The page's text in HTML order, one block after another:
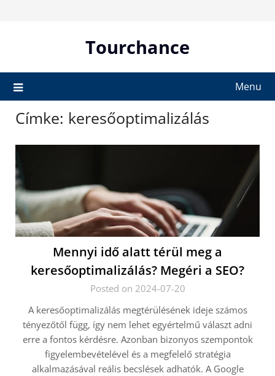
Tourchance
Menu
Címke: keresőoptimalizálás
Mennyi idő alatt térül meg a
keresőoptimalizálás? Megéri a SEO?
Posted on 2024-07-20
A keresőoptimalizálás megtérülésének ideje számos
tényezőtől függ, így nem lehet egyértelmű választ adni
erre a fontos kérdésre. Azonban bizonyos szempontok
figyelembevételével és a megfelelő stratégia
alkalmazásával reális becslések adhatók. A Google